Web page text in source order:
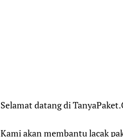
Selamat datang di
Kami akan membantu lacak